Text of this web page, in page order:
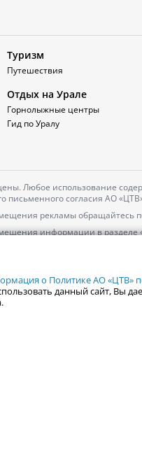
Туризм
Путешествия
Отдых на Урале
Горнолыжные центры
Гид по Уралу
Любое использование
письменного согласия АО
рекламы обращайтесь
информации в
о Политике АО «ЦТВ»
данный сайт, Вы